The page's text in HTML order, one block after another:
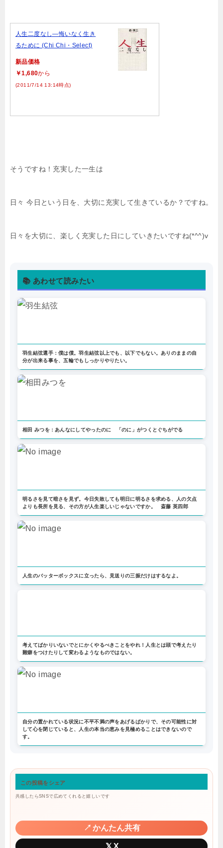
人生二度なし―悔いなく生き
るために (Chi Chi・Select)
新品価格
￥1,680から
(2011/7/14 13:14時点)
そうですね！充実した一生は
日々 今日という日を、大切に充実して生きているか？ですね。
日々を大切に、楽しく充実した日にしていきたいですね(*^^)v
📚 あわせて読みたい
羽生結弦選手：僕は僕。羽生結弦以上でも、以下でもない。ありのままの自
分が出来る事を、五輪でもしっかりやりたい。
相田 みつを：あんなにしてやったのに 「のに」がつくとぐちがでる
明るさを見て暗さを見ず。今日失敗しても明日に明るさを求める、人の欠点
よりも長所を見る、その方が人生楽しいじゃないですか。 斎藤 英四郎
人生のバッターボックスに立ったら、見送りの三振だけはするなよ。
考えてばかりいないでとにかくやるべきことをやれ！人生とは頭で考えたり
難癖をつけたりして変わるようなものではない。
自分の置かれている状況に不平不満の声をあげるばかりで、その可能性に対
して心を閉じていると、人生の本当の恵みを見極めることはできないので
す。
この投稿をシェア
共感したらSNSで広めてくれると嬉しいです
↗ かんたん共有
𝕏 X